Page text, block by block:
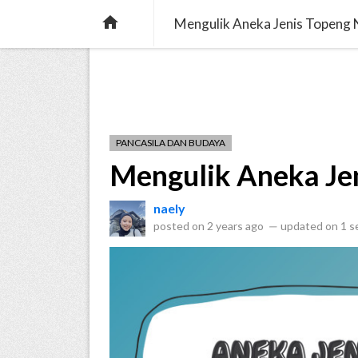
 Mengulik Aneka Jenis Topeng
PANCASILA DAN BUDAYA
Mengulik Aneka
naely
posted on 2 years ago — updated on 1